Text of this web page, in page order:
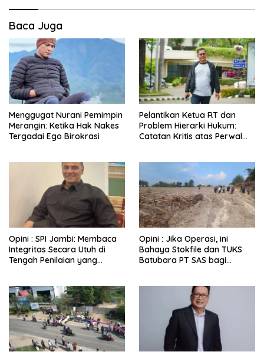
Baca Juga
Menggugat Nurani Pemimpin
Merangin: Ketika Hak Nakes
Tergadai Ego Birokrasi
Pelantikan Ketua RT dan
Problem Hierarki Hukum:
Catatan Kritis atas Perwal
Opini : SPI Jambi: Membaca
Integritas Secara Utuh di
Tengah Penilaian yang
Opini : Jika Operasi, ini
Bahaya Stokfile dan TUKS
Batubara PT SAS bagi